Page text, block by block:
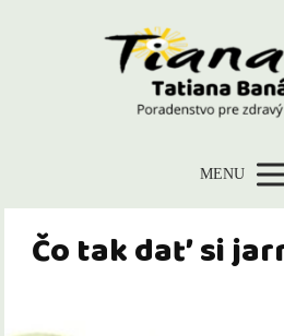
MENU
Čo tak dať si